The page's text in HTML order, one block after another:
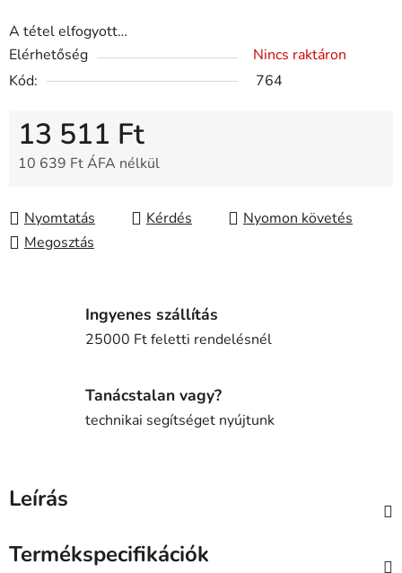
A tétel elfogyott…
Elérhetőség
Nincs raktáron
Kód:
764
13 511 Ft
10 639 Ft ÁFA nélkül
Nyomtatás
Kérdés
Nyomon követés
Megosztás
Ingyenes szállítás
25000 Ft feletti rendelésnél
Tanácstalan vagy?
technikai segítséget nyújtunk
Leírás
Termékspecifikációk